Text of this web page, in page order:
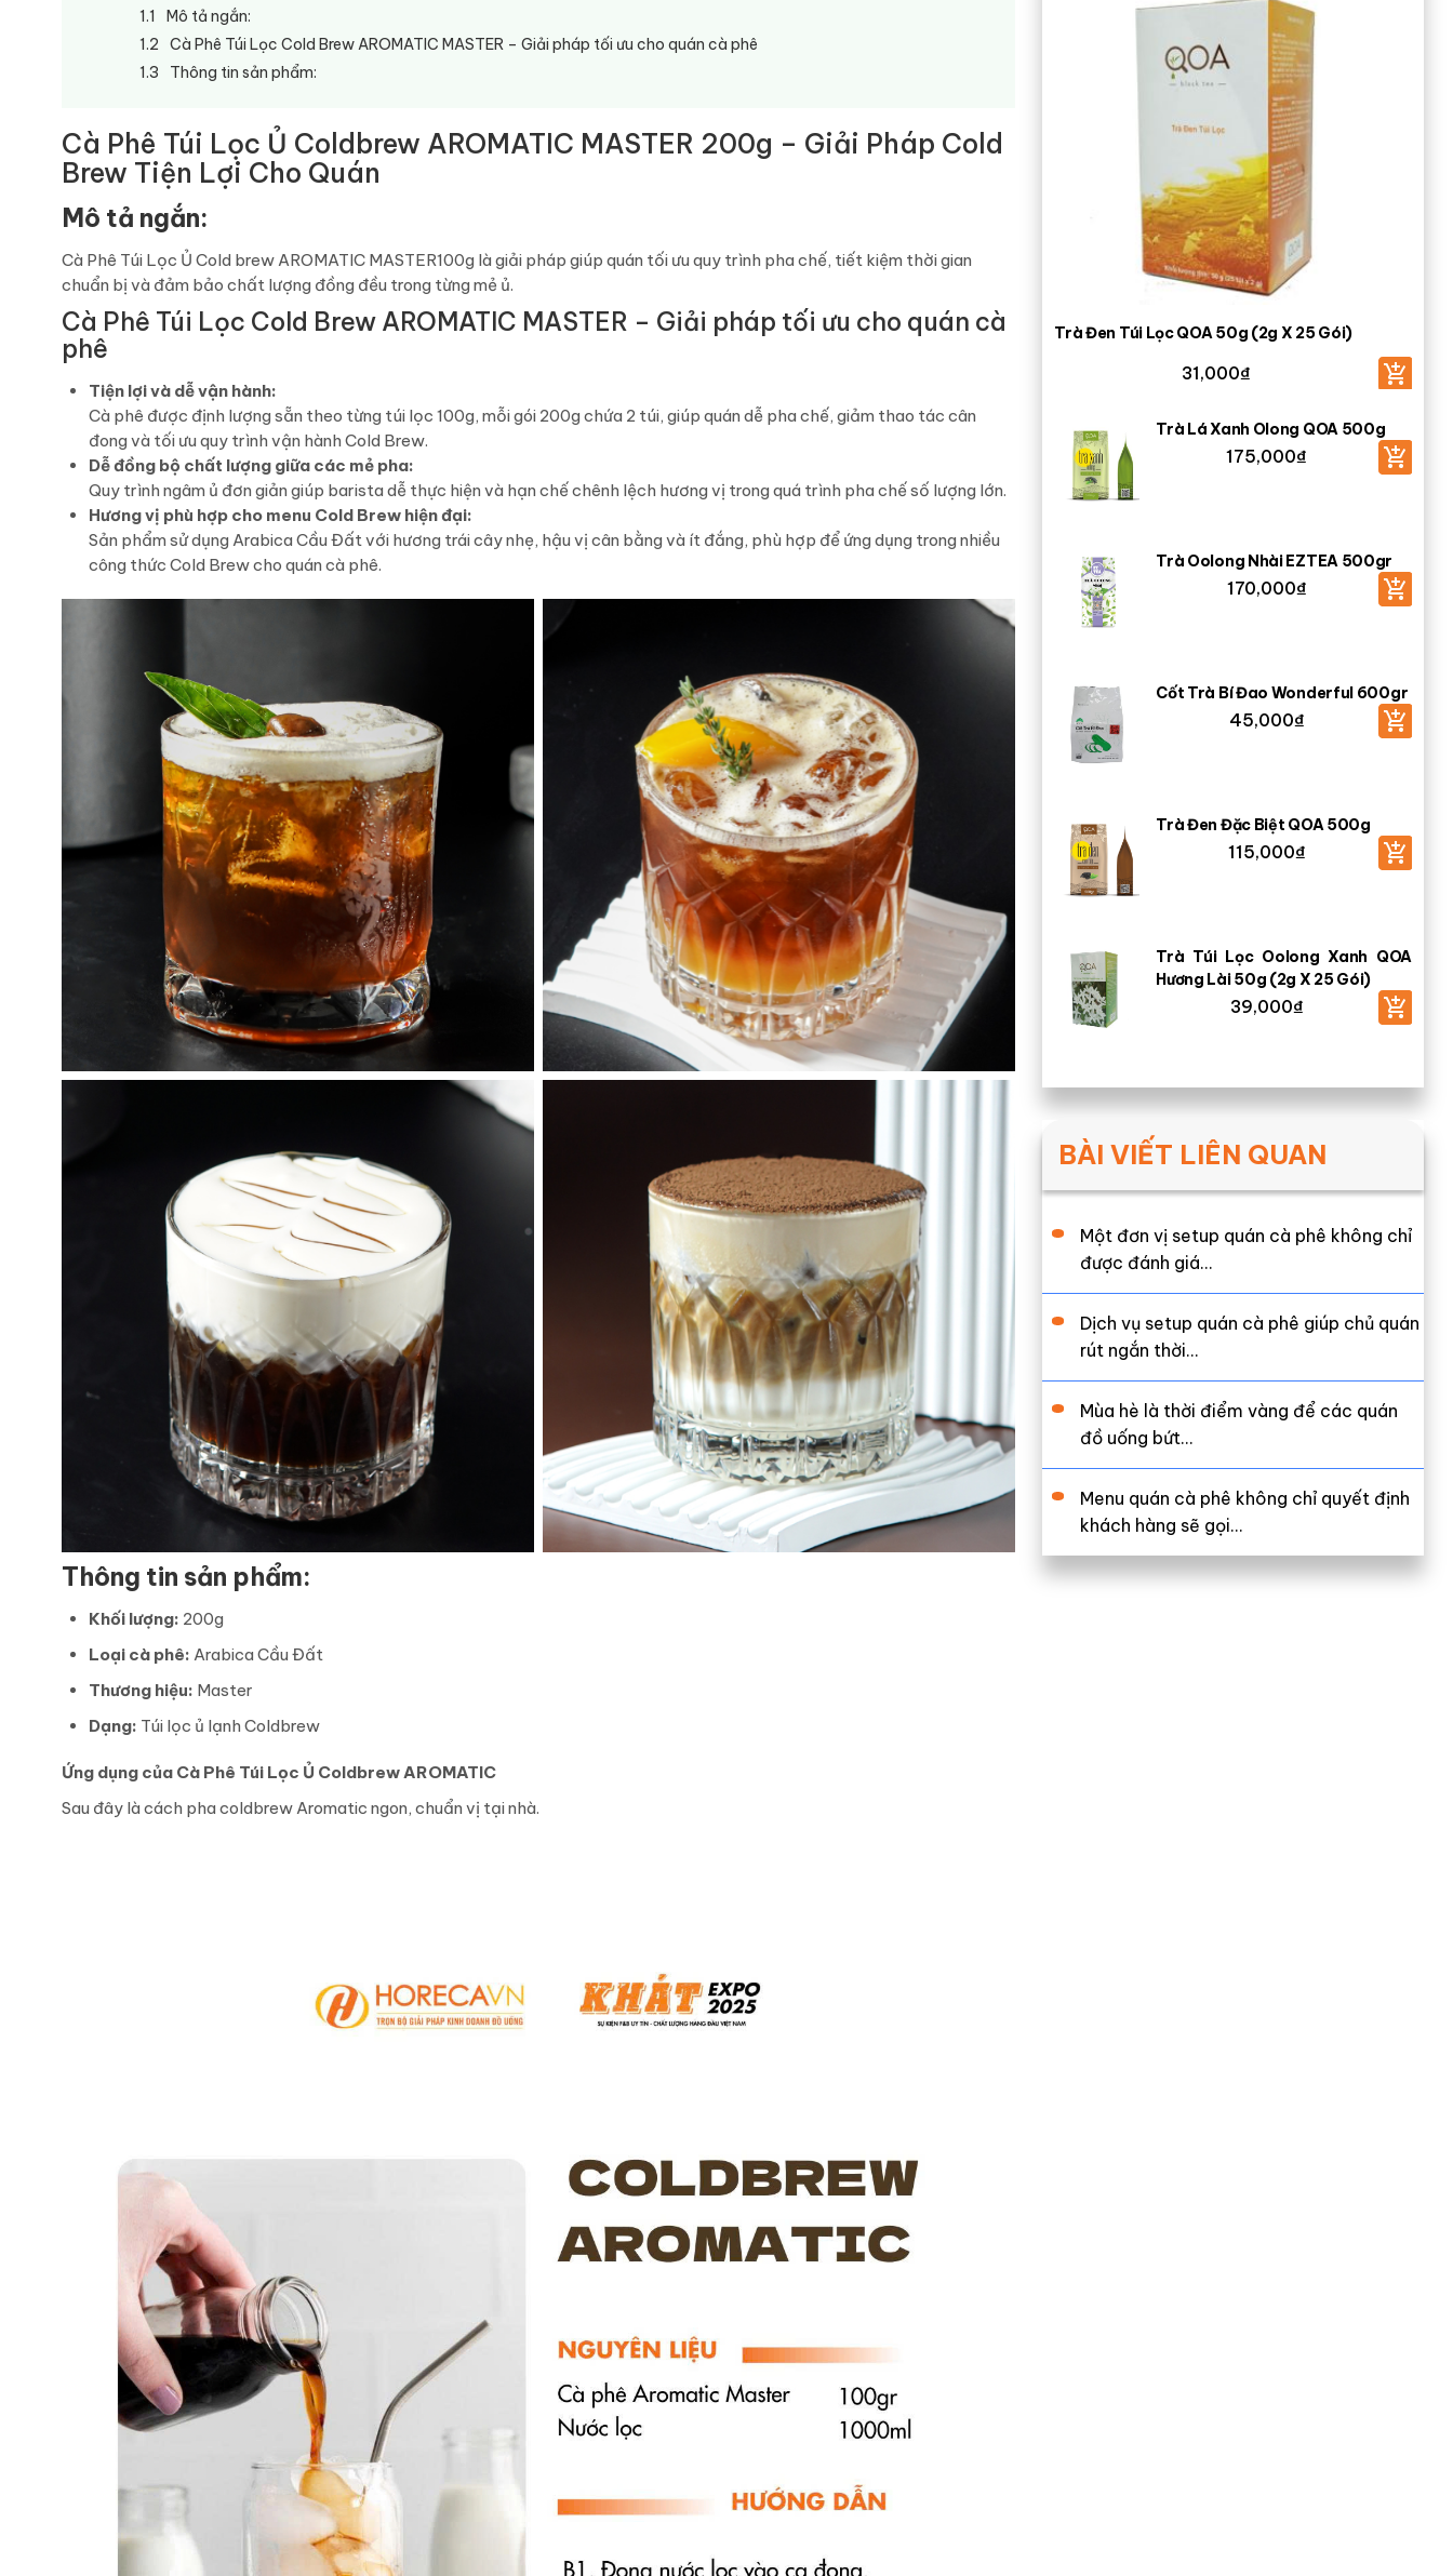
Mô tả ngắn:
Cà Phê Túi Lọc Cold Brew AROMATIC MASTER – Giải pháp tối ưu cho quán cà phê
Thông tin sản phẩm:
Cà Phê Túi Lọc Ủ Coldbrew AROMATIC MASTER 200g – Giải Pháp Cold
Brew Tiện Lợi Cho Quán
Mô tả ngắn:
Cà Phê Túi Lọc Ủ Cold brew AROMATIC MASTER100g là giải pháp giúp quán tối ưu quy trình pha chế, tiết kiệm thời gian
chuẩn bị và đảm bảo chất lượng đồng đều trong từng mẻ ủ.
Cà Phê Túi Lọc Cold Brew AROMATIC MASTER – Giải pháp tối ưu cho quán cà
phê
Tiện lợi và dễ vận hành:
Cà phê được định lượng sẵn theo từng túi lọc 100g, mỗi gói 200g chứa 2 túi, giúp quán dễ pha chế, giảm thao tác cân
đong và tối ưu quy trình vận hành Cold Brew.
Dễ đồng bộ chất lượng giữa các mẻ pha:
Quy trình ngâm ủ đơn giản giúp barista dễ thực hiện và hạn chế chênh lệch hương vị trong quá trình pha chế số lượng lớn.
Hương vị phù hợp cho menu Cold Brew hiện đại:
Sản phẩm sử dụng Arabica Cầu Đất với hương trái cây nhẹ, hậu vị cân bằng và ít đắng, phù hợp để ứng dụng trong nhiều
công thức Cold Brew cho quán cà phê.
Thông tin sản phẩm:
Khối lượng: 200g
Loại cà phê: Arabica Cầu Đất
Thương hiệu: Master
Dạng: Túi lọc ủ lạnh Coldbrew
Ứng dụng của Cà Phê Túi Lọc Ủ Coldbrew AROMATIC
Sau đây là cách pha coldbrew Aromatic ngon, chuẩn vị tại nhà.
Trà Đen Túi Lọc QOA 50g (2g X 25 Gói)
31,000₫
Trà Lá Xanh Olong QOA 500g
175,000₫
Trà Oolong Nhài EZTEA 500gr
170,000₫
Cốt Trà Bí Đao Wonderful 600gr
45,000₫
Trà Đen Đặc Biệt QOA 500g
115,000₫
Trà Túi Lọc Oolong Xanh QOA
Hương Lài 50g (2g X 25 Gói)
39,000₫
BÀI VIẾT LIÊN QUAN
Một đơn vị setup quán cà phê không chỉ
được đánh giá…
Dịch vụ setup quán cà phê giúp chủ quán
rút ngắn thời…
Mùa hè là thời điểm vàng để các quán
đồ uống bứt…
Menu quán cà phê không chỉ quyết định
khách hàng sẽ gọi…